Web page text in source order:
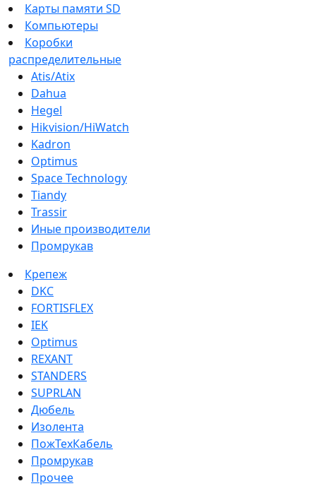
Карты памяти SD
Компьютеры
Коробки
распределительные
Atis/Atix
Dahua
Hegel
Hikvision/HiWatch
Kadron
Optimus
Space Technology
Tiandy
Trassir
Иные производители
Промрукав
Крепеж
DKC
FORTISFLEX
IEK
Optimus
REXANT
STANDERS
SUPRLAN
Дюбель
Изолента
ПожТехКабель
Промрукав
Прочее